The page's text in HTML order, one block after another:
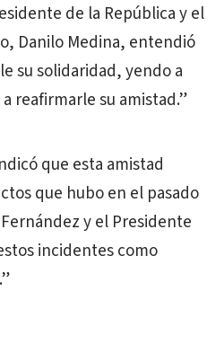
de la República y el
Danilo Medina, entendió
su solidaridad, yendo a
reafirmarle su amistad.”
que esta amistad
que hubo en el pasado
y el Presidente
incidentes como